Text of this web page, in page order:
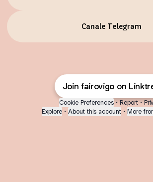
Canale Telegram
Join fairovigo on
Cookie Preferences • Report •
Explore • About this account • More